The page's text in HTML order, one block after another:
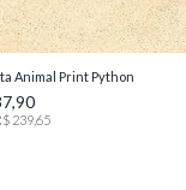
Animal Print Python
239,65